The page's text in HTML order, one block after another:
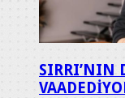
SIRRI’NIN